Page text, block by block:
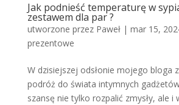
Jak podnieść temperaturę w
zestawem dla par ?
utworzone przez Paweł| mar 15,
prezentowe
W dzisiejszej odsłonie mojego bloga
podróż do świata intymnych
szansę nie tylko rozpalić zmysły, ale i